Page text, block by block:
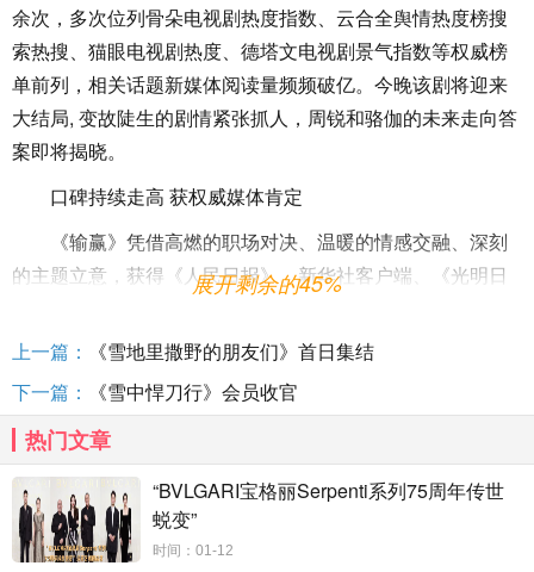
余次，多次位列骨朵电视剧热度指数、云合全舆情热度榜搜
索热搜、猫眼电视剧热度、德塔文电视剧景气指数等权威榜
单前列，相关话题新媒体阅读量频频破亿。今晚该剧将迎来
大结局, 变故陡生的剧情紧张抓人，周锐和骆伽的未来走向答
案即将揭晓。
口碑持续走高 获权威媒体肯定
《输赢》凭借高燃的职场对决、温暖的情感交融、深刻
的主题立意，获得《人民日报》、新华社客户端、《光明日
肯定。《中国艺术报》发表文艺评论，盛赞《输赢》展现了
观照万物互联时代下销售行业的新面貌与新特征，以“双峰并
峙”式的男女主人公之间的职场交锋与情感纠葛，以及较为浓
烈的戏剧性营造，彰显出利他共赢精神在职场竞争中所释放
出的信仰之光，从而为当下职场剧在选题方向、表达方式等
方面的创新突围进行了有益探索”。
展开剩余的45%
上一篇：
《雪地里撒野的朋友们》首日集结
下一篇：
《雪中悍刀行》会员收官
热门文章
“BVLGARI宝格丽Serpenti系列75周年传世
蜕变”
时间：01-12